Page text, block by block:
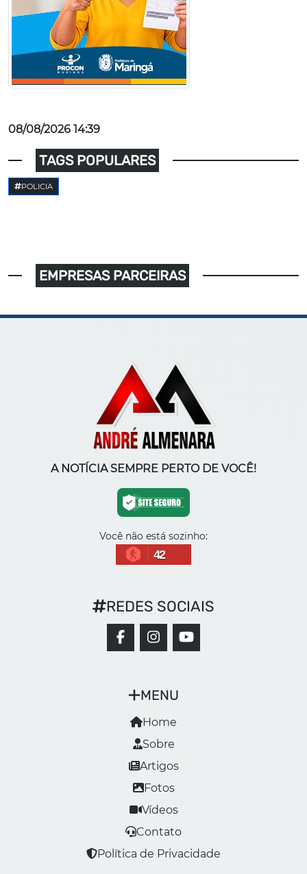
08/08/2026 14:39
TAGS POPULARES
POLICIA
EMPRESAS PARCEIRAS
A NOTÍCIA SEMPRE PERTO DE VOCÊ!
Você não está sozinho:
42
MENU
Home
Sobre
Artigos
Fotos
Vídeos
Contato
Política de Privacidade
REDES SOCIAIS